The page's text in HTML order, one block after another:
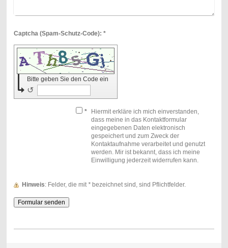
Captcha (Spam-Schutz-Code): *
Bitte geben Sie den Code ein
↺
*
Hiermit erkläre ich mich einverstanden,
dass meine in das Kontaktformular
eingegebenen Daten elektronisch
gespeichert und zum Zweck der
Kontaktaufnahme verarbeitet und genutzt
werden. Mir ist bekannt, dass ich meine
Einwilligung jederzeit widerrufen kann.
Hinweis : Felder, die mit *bezeichnet sind, sind Pflichtfelder.